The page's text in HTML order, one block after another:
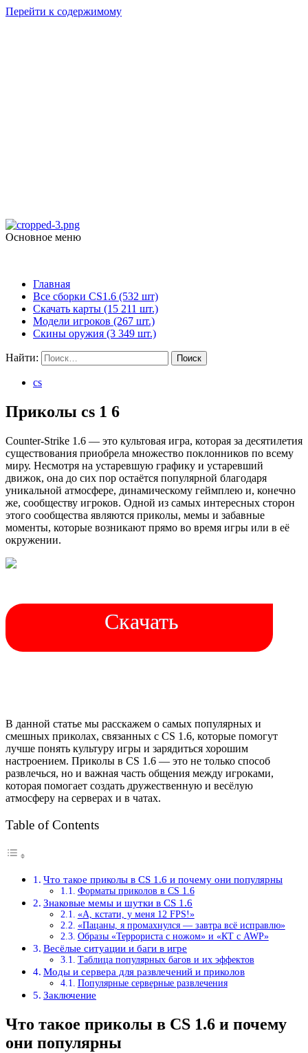
Перейти к содержимому
Основное меню
Главная
Все сборки CS1.6 (532 шт)
Скачать карты (15 211 шт.)
Модели игроков (267 шт.)
Скины оружия (3 349 шт.)
Найти:
cs
Приколы cs 1 6
Counter-Strike 1.6 — это культовая игра, которая за десятилетия
существования приобрела множество поклонников по всему
миру. Несмотря на устаревшую графику и устаревший
движок, она до сих пор остаётся популярной благодаря
уникальной атмосфере, динамическому геймплею и, конечно
же, сообществу игроков. Одной из самых интересных сторон
этого сообщества являются приколы, мемы и забавные
моменты, которые возникают прямо во время игры или в её
окружении.
Скачать
В данной статье мы расскажем о самых популярных и
смешных приколах, связанных с CS 1.6, которые помогут
лучше понять культуру игры и зарядиться хорошим
настроением. Приколы в CS 1.6 — это не только способ
развлечься, но и важная часть общения между игроками,
которая помогает создать дружественную и весёлую
атмосферу на серверах и в чатах.
Table of Contents
Что такое приколы в CS 1.6 и почему они популярны
Форматы приколов в CS 1.6
Знаковые мемы и шутки в CS 1.6
«А, кстати, у меня 12 FPS!»
«Пацаны, я промахнулся — завтра всё исправлю»
Образы «Террориста с ножом» и «КТ с AWP»
Весёлые ситуации и баги в игре
Таблица популярных багов и их эффектов
Моды и сервера для развлечений и приколов
Популярные серверные развлечения
Заключение
Что такое приколы в CS 1.6 и почему
они популярны